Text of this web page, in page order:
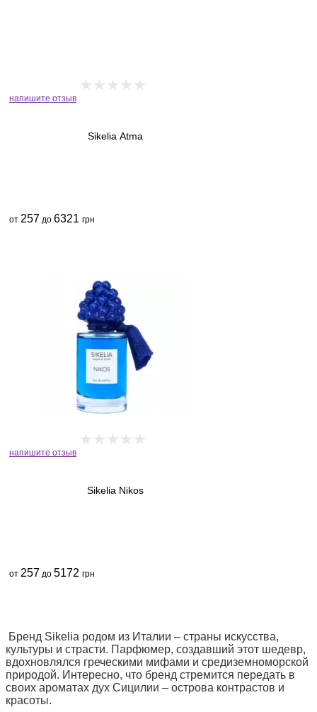
напишите отзыв
Sikelia Atma
от 257 до 6321 грн
напишите отзыв
Sikelia Nikos
от 257 до 5172 грн
Бренд Sikelia родом из Италии – страны искусства,
культуры и страсти. Парфюмер, создавший этот шедевр,
вдохновлялся греческими мифами и средиземноморской
природой. Интересно, что бренд стремится передать в
своих ароматах дух Сицилии – острова контрастов и
красоты.